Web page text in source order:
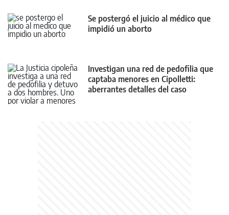
Se postergó el juicio al médico que
impidió un aborto
Investigan una red de pedofilia que
captaba menores en Cipolletti:
aberrantes detalles del caso